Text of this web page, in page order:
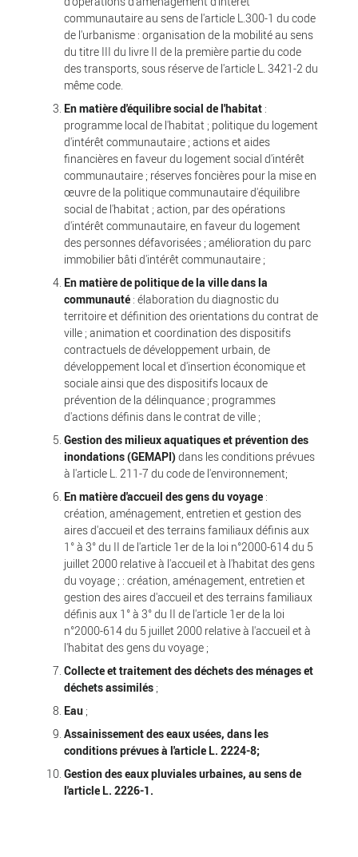
communautaire au sens de l'article L.300-1 du code
de l'urbanisme : organisation de la mobilité au sens
du titre III du livre II de la première partie du code
des transports, sous réserve de l'article L. 3421-2 du
même code.
En matière d'équilibre social de l'habitat :
programme local de l'habitat ; politique du logement
d'intérêt communautaire ; actions et aides
financières en faveur du logement social d'intérêt
communautaire ; réserves foncières pour la mise en
œuvre de la politique communautaire d'équilibre
social de l'habitat ; action, par des opérations
d'intérêt communautaire, en faveur du logement
des personnes défavorisées ; amélioration du parc
immobilier bâti d'intérêt communautaire ;
En matière de politique de la ville dans la
communauté : élaboration du diagnostic du
territoire et définition des orientations du contrat de
ville ; animation et coordination des dispositifs
contractuels de développement urbain, de
développement local et d'insertion économique et
sociale ainsi que des dispositifs locaux de
prévention de la délinquance ; programmes
d'actions définis dans le contrat de ville ;
Gestion des milieux aquatiques et prévention des
inondations (GEMAPI) dans les conditions prévues
à l'article L. 211-7 du code de l'environnement;
En matière d'accueil des gens du voyage :
création, aménagement, entretien et gestion des
aires d'accueil et des terrains familiaux définis aux
1° à 3° du II de l'article 1er de la loi n°2000-614 du 5
juillet 2000 relative à l'accueil et à l'habitat des gens
du voyage ; : création, aménagement, entretien et
gestion des aires d'accueil et des terrains familiaux
définis aux 1° à 3° du II de l'article 1er de la loi
n°2000-614 du 5 juillet 2000 relative à l'accueil et à
l'habitat des gens du voyage ;
Collecte et traitement des déchets des ménages et
déchets assimilés ;
Eau ;
Assainissement des eaux usées, dans les
conditions prévues à l'article L. 2224-8;
Gestion des eaux pluviales urbaines, au sens de
l'article L. 2226-1.